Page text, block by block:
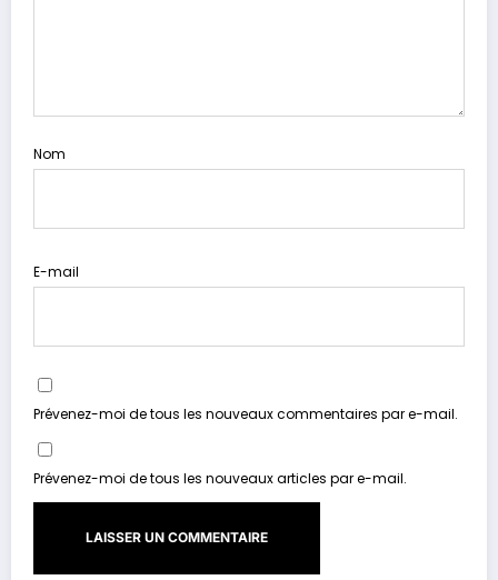
Nom
E-mail
Prévenez-moi de tous les nouveaux commentaires par e-mail.
Prévenez-moi de tous les nouveaux articles par e-mail.